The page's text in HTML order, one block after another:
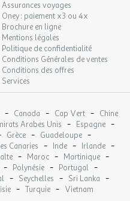
avec :
une place de parking, le
séjour) - à régler sur
sur place
Assurances voyages
Oney : paiement x3 ou 4x
Brochure en ligne
Mentions légales
Politique de confidentialité
Conditions Générales de ventes
Conditions des offres
Services
- Canada - Cap Vert - Chine
Arabes Unis - Espagne -
Grèce - Guadeloupe -
Canaries - Inde - Irlande -
- Maroc - Martinique -
- Polynésie - Portugal -
- Seychelles - Sri Lanka -
- Turquie - Vietnam